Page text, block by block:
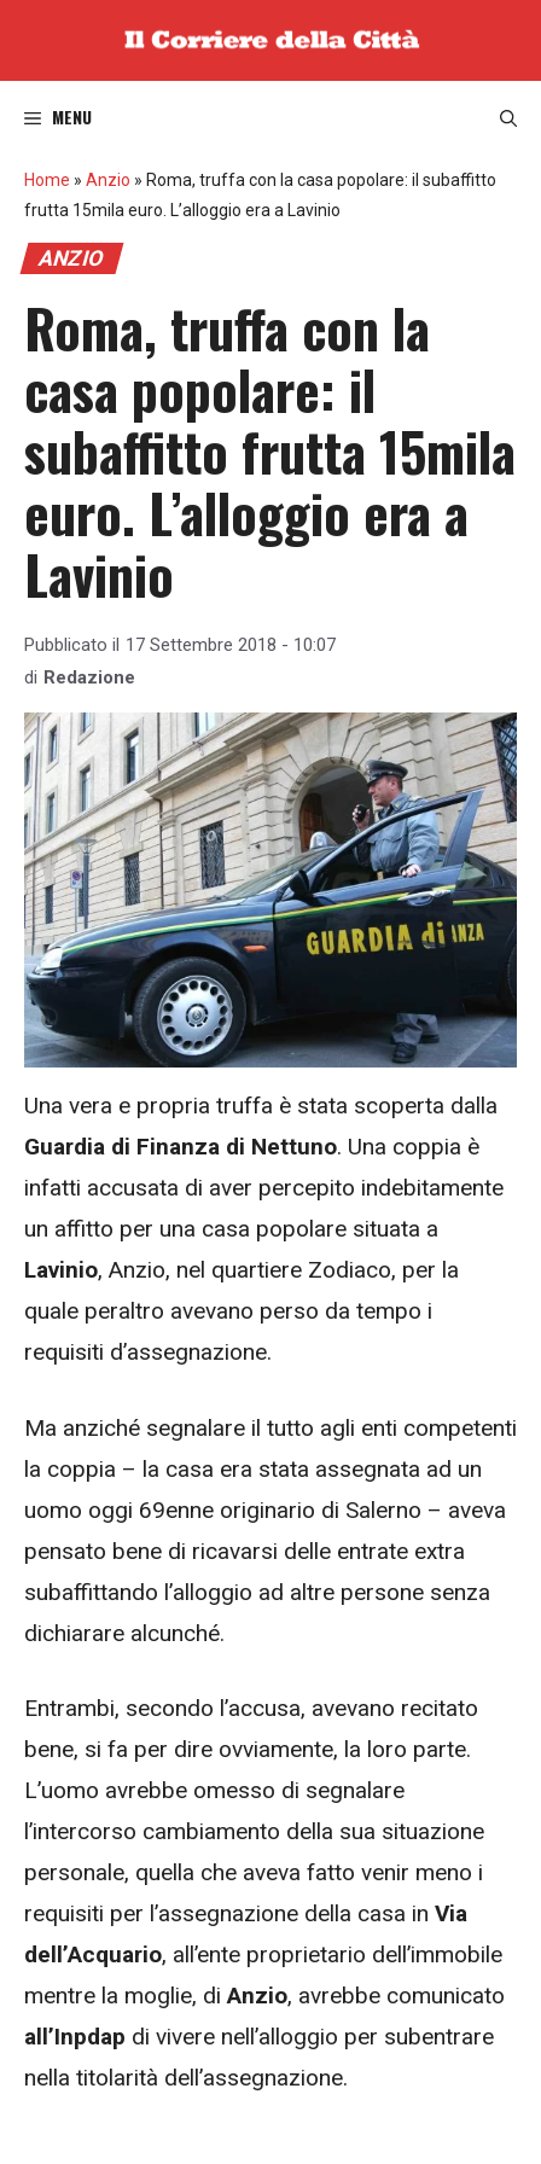
MENU
Home » Anzio » Roma, truffa con la casa popolare: il subaffitto
frutta 15mila euro. L’alloggio era a Lavinio
ANZIO
Roma, truffa con la
casa popolare: il
subaffitto frutta 15mila
euro. L’alloggio era a
Lavinio
Pubblicato il 17 Settembre 2018 - 10:07
di Redazione
Una vera e propria truffa è stata scoperta dalla
Guardia di Finanza di Nettuno. Una coppia è
infatti accusata di aver percepito indebitamente
un affitto per una casa popolare situata a
Lavinio, Anzio, nel quartiere Zodiaco, per la
quale peraltro avevano perso da tempo i
requisiti d’assegnazione.
Ma anziché segnalare il tutto agli enti competenti
la coppia – la casa era stata assegnata ad un
uomo oggi 69enne originario di Salerno – aveva
pensato bene di ricavarsi delle entrate extra
subaffittando l’alloggio ad altre persone senza
dichiarare alcunché.
Entrambi, secondo l’accusa, avevano recitato
bene, si fa per dire ovviamente, la loro parte.
L’uomo avrebbe omesso di segnalare
l’intercorso cambiamento della sua situazione
personale, quella che aveva fatto venir meno i
requisiti per l’assegnazione della casa in Via
dell’Acquario, all’ente proprietario dell’immobile
mentre la moglie, diAnzio, avrebbe comunicato
all’Inpdap di vivere nell’alloggio per subentrare
nella titolarità dell’assegnazione.